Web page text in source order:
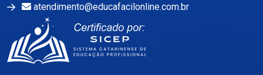
atendimento@educafacilonline.com.br